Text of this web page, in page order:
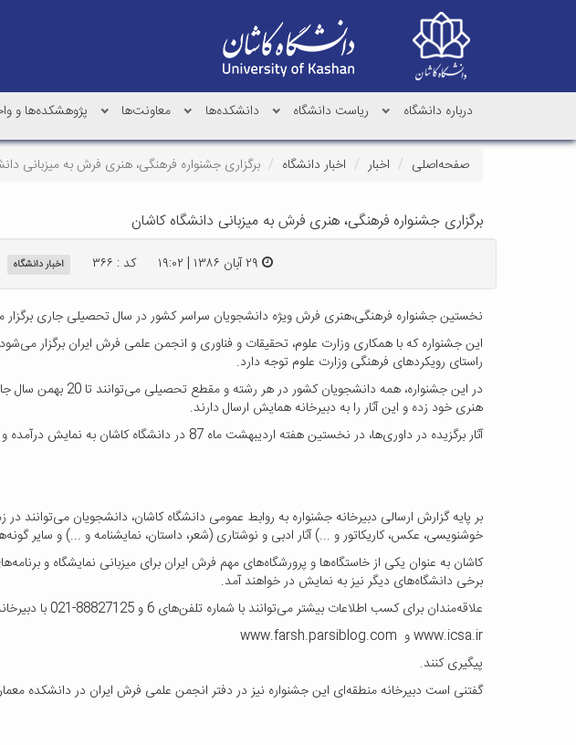
درباره دانشگاه ریاست دانشگاه دانشکده‌ها معاونت‌ها پژوهشکده‌ها و
صفحه‌اصلی اخبار اخبار دانشگاه برگزاری جشنواره فرهنگی، هنری فرش به میزبانی
برگزاری جشنواره فرهنگی، هنری فرش به میزبانی دانشگاه کاشان
کد : ۳۶۶ اخبار دانشگاه
نخستین جشنواره فرهنگی،‌هنری فرش ویژه دانشجویان سراسر کشور در سال تحصیلی جاری برگزار می‌شود و مرحله پایانی
این جشنواره که با همکاری وزارت علوم،‌ تحقیقات و فناوری و انجمن علمی فرش ایران برگزار
راستای رویکردهای فرهنگی وزارت علوم توجه دارد.
در این جشنواره،
هنری خود زده و این آثار را به دبیرخانه همایش ارسال دارند.
آثار برگزیده در داوری‌ها، در نخستین هفته اردیبهشت ماه 87 در دانشگاه کاشان به نمایش درآمده و برگزیدگان هر رشته معرفی خواهند شد.
بر پایه گزارش ارسالی دبیرخانه جشنواره به روابط عمومی دانشگاه کاشان،‌ دانشجویان
خوشنویسی، عکس، کاریکاتور و ...) آثار ادبی و نوشتاری (شعر، داستان، نمایشنامه و ...) و سایر
کاشان به عنوان یکی از خاستگاه‌ها و پرورشگاه‌های مهم فرش ایران برای میزبانی نمایشگاه و
برخی دانشگاه‌های دیگر نیز به نمایش در خواهند آمد.
علاقه‌مندان برای کسب اطلاعات بیشتر می‌توانند با شماره تلفن‌های 6 و 88827125-021 با دبیرخانه جشنواره تماس بگیرند و اخبار و رویدادهای جشنواره را از پایگاه‌های اینترنتی
www.icsa.ir و www.farsh.parsiblog.com
پیگیری کنند.
گفتنی است دبیرخانه منطقه‌ای این جشنواره نیز در دفتر انجمن علمی فرش ایران در دانشکده